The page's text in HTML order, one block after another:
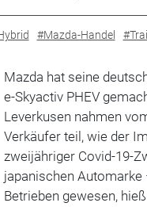
#Mazda-Handel
Mazda hat seine
e-Skyactiv PHEV
Leverkusen nahmen
Verkäufer teil, wie der
zweijähriger Covid-19-
japanischen
Betrieben gewesen,